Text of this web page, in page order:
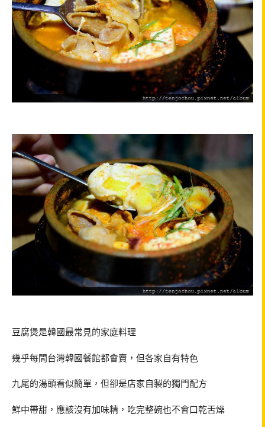
豆腐煲是韓國最常見的家庭料理
幾乎每間台灣韓國餐館都會賣，但各家自有特色
九尾的湯頭看似簡單，但卻是店家自製的獨門配方
鮮中帶甜，應該沒有加味精，吃完整碗也不會口乾舌燥